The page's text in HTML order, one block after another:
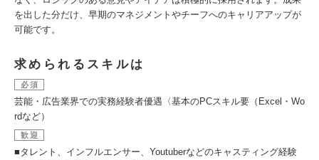
を出した分だけ、早期のマネジメントやチーフへのキャリアアップが
可能です。
求められるスキルは
必須
芸能・広告業界での実務経験者優遇〈基本のPCスキル要（Excel・Wo
rdなど）
歓迎
■タレント、インフルエンサー、Youtuberなどのキャスティング経験